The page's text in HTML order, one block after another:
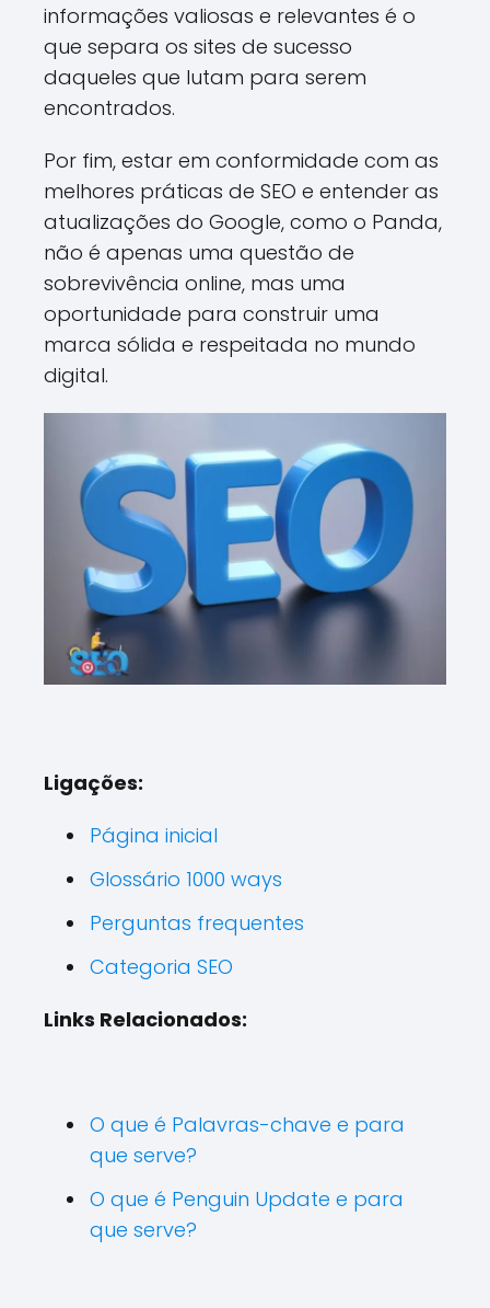
informações valiosas e relevantes é o
que separa os sites de sucesso
daqueles que lutam para serem
encontrados.
Por fim, estar em conformidade com as
melhores práticas de SEO e entender as
atualizações do Google, como o Panda,
não é apenas uma questão de
sobrevivência online, mas uma
oportunidade para construir uma
marca sólida e respeitada no mundo
digital.
Ligações:
Página inicial
Glossário 1000 ways
Perguntas frequentes
Categoria SEO
Links Relacionados:
O que é Palavras-chave e para
que serve?
O que é Penguin Update e para
que serve?